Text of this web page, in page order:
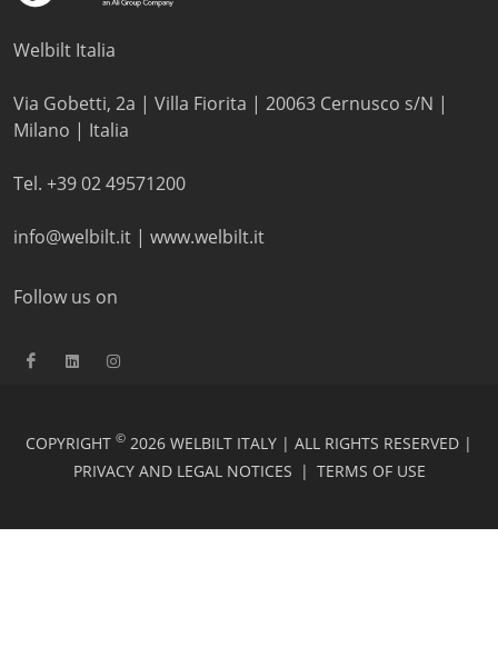
Welbilt Italia
Via Gobetti, 2a | Villa Fiorita | 20063 Cernusco s/N |
Milano | Italia
Tel. +39 02 49571200
info@welbilt.it | www.welbilt.it
Follow us on
COPYRIGHT © 2026 WELBILT ITALY | ALL RIGHTS RESERVED |
PRIVACY AND LEGAL NOTICES | TERMS OF USE